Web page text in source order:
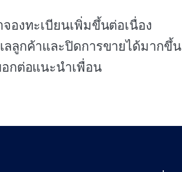
องทะเบียนเพิ่มขึ้นต่อเนื่อง
ลูกค้าและปิดการขายได้มากขึ้น
กต่อแนะนำเพื่อน